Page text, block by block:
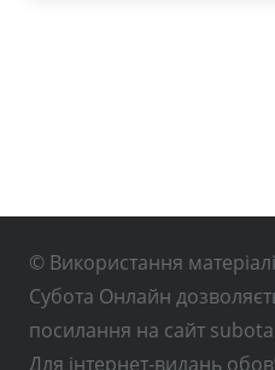
© Використання
Субота Онлайн
посилання на сайт
Для інтернет-видань